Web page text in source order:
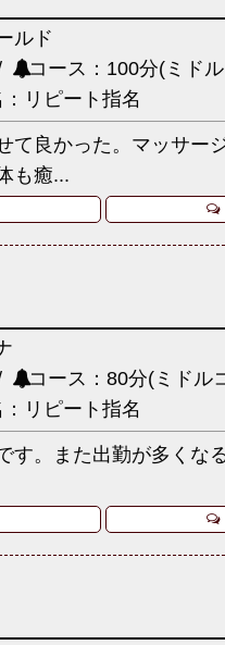
ルド
コース：100分(ミド
リピート指名
て良かった。マッサー
も癒...
コース：80分(ミド
リピート指名
す。また出勤が多くな